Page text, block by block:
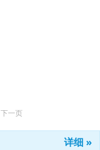
下一页
详细 »